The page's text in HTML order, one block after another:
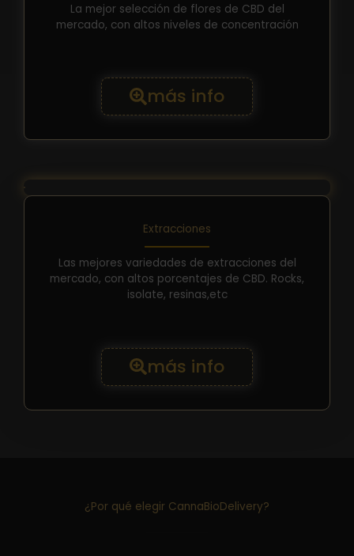
La mejor selección de flores de CBD del
mercado, con altos niveles de concentración
más info
Extracciones
Las mejores variedades de extracciones del
mercado, con altos porcentajes de CBD. Rocks,
isolate, resinas,etc
más info
¿Por qué elegir CannaBioDelivery?